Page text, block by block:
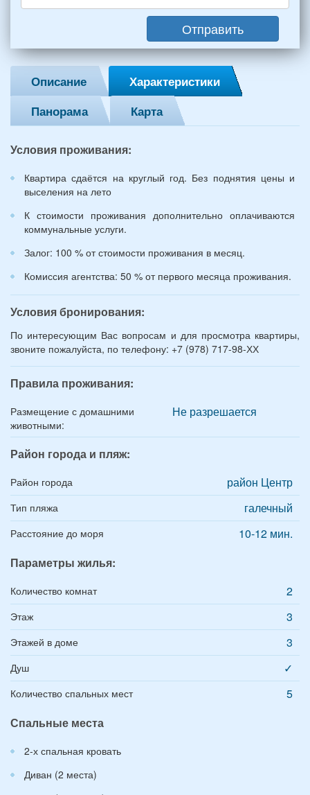
и
2
детей
(возраст
и
лет):
Отправить
Описание
Характеристики
Панорама
Карта
Условия проживания:
Квартира сдаётся на круглый год. Без поднятия цены и
выселения на лето
К стоимости проживания дополнительно оплачиваются
коммунальные услуги.
Залог: 100 % от стоимости проживания в месяц.
Комиссия агентства: 50 % от первого месяца проживания.
Условия бронирования:
По интересующим Вас вопросам и для просмотра квартиры,
звоните пожалуйста, по телефону: +7 (978) 717-98-ХХ
Правила проживания:
Размещение с домашними
животными:
Не разрешается
Район города и пляж:
Район города район Центр
Тип пляжа галечный
Расстояние до моря
10-12 мин.
Параметры жилья:
Количество комнат 2
Этаж 3
Этажей в доме 3
Душ ✓
Количество спальных мест
5
Спальные места
2-х спальная кровать
Диван (2 места)